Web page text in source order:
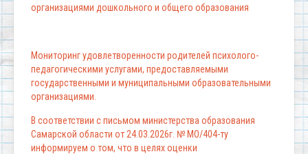
организациями дошкольного и общего образования
Мониторинг удовлетворенности родителей психолого-
педагогическими услугами, предоставляемыми
государственными и муниципальными образовательными
организациями.
В соответствии с письмом министерства образования
Самарской области от 24.03.2026г. № МО/404-ту
информируем о том, что в целях оценки